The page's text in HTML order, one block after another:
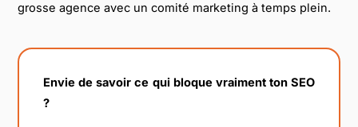
grosse agence avec un comité marketing à temps plein.
Envie de savoir ce qui bloque vraiment ton SEO
?